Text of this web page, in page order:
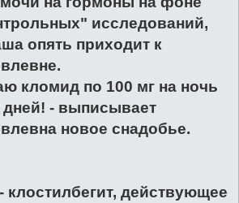
исследований,
опять приходит к
кломид по 100 мг на ночь
дней! - выписывает
новое снадобье.
клостилбегит, действующее